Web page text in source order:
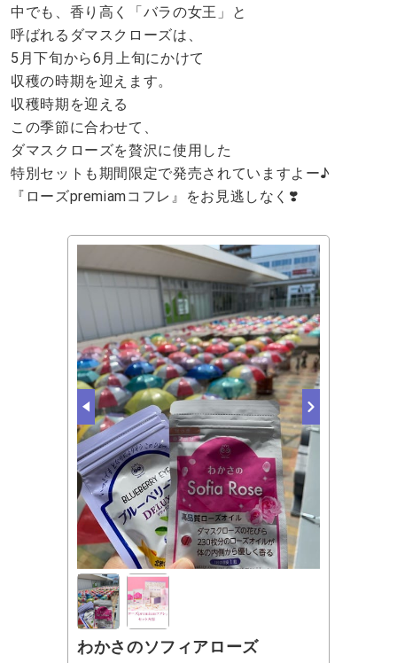
わかさのソフィアローズ
中でも、香り高く「バラの女王」と
呼ばれるダマスクローズは、
5月下旬から6月上旬にかけて
収穫の時期を迎えます。
収穫時期を迎える
この季節に合わせて、
ダマスクローズを贅沢に使用した
特別セットも期間限定で発売されていますよー♪
『ローズpremiamコフレ』をお見逃しなく❣️